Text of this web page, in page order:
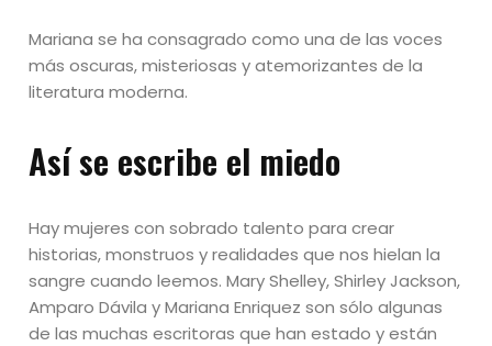
Mariana se ha consagrado como una de las voces
más oscuras, misteriosas y atemorizantes de la
literatura moderna.
Así se escribe el miedo
Hay mujeres con sobrado talento para crear
historias, monstruos y realidades que nos hielan la
sangre cuando leemos. Mary Shelley, Shirley Jackson,
Amparo Dávila y Mariana Enriquez son sólo algunas
de las muchas escritoras que han estado y están